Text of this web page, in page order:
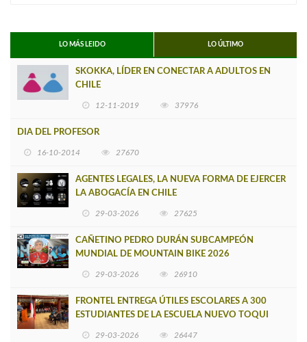
LO MÁS LEIDO LO ÚLTIMO
SKOKKA, LÍDER EN CONECTAR A ADULTOS EN
CHILE
12-11-2019 37976
DIA DEL PROFESOR
16-10-2014 27670
AGENTES LEGALES, LA NUEVA FORMA DE EJERCER
LA ABOGACÍA EN CHILE
29-03-2026 27625
CAÑETINO PEDRO DURÁN SUBCAMPEÓN
MUNDIAL DE MOUNTAIN BIKE 2026
29-03-2026 26910
FRONTEL ENTREGA ÚTILES ESCOLARES A 300
ESTUDIANTES DE LA ESCUELA NUEVO TOQUI
29-03-2026 26447